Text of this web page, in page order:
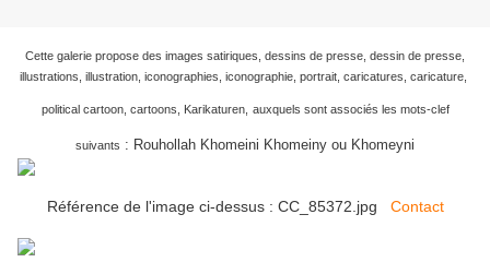
Cette galerie propose des images satiriques, dessins de presse, dessin de presse,
illustrations, illustration, iconographies, iconographie, portrait, caricatures, caricature,
political cartoon, cartoons, Karikaturen, auxquels sont associés les mots-clef
suivants : Rouhollah Khomeini Khomeiny ou Khomeyni
Référence de l'image ci-dessus : CC_85372.jpg Contact